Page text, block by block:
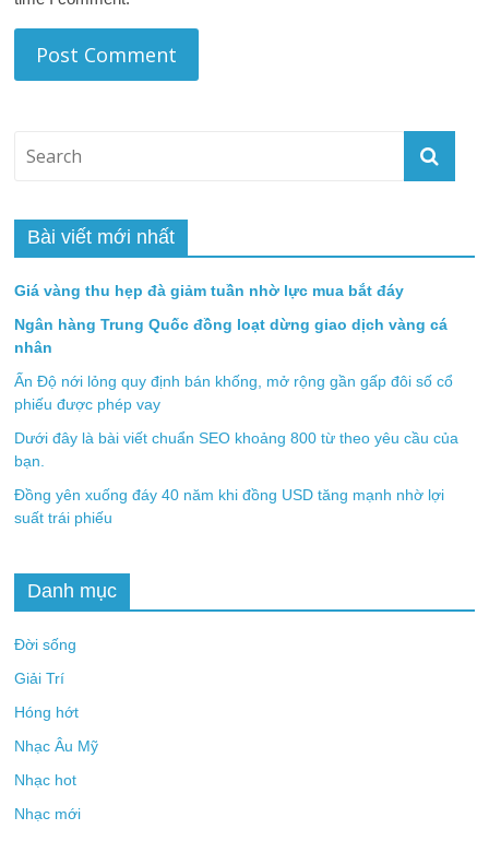
Bài viết mới nhất
Giá vàng thu hẹp đà giảm tuần nhờ lực mua bắt đáy
Ngân hàng Trung Quốc đồng loạt dừng giao dịch vàng cá
nhân
Ấn Độ nới lỏng quy định bán khống, mở rộng gần gấp đôi số cổ
phiếu được phép vay
Dưới đây là bài viết chuẩn SEO khoảng 800 từ theo yêu cầu của
bạn.
Đồng yên xuống đáy 40 năm khi đồng USD tăng mạnh nhờ lợi
suất trái phiếu
Danh mục
Đời sống
Giải Trí
Hóng hớt
Nhạc Âu Mỹ
Nhạc hot
Nhạc mới